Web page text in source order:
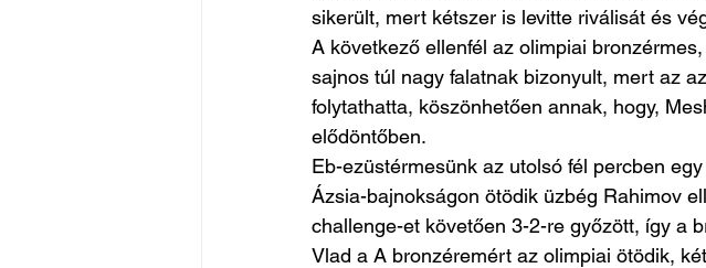
sikerült, mert kétszer is levitte riválisát és
A következő ellenfél az olimpiai
sajnos túl nagy falatnak bizonyult, mert az
folytathatta, köszönhetően annak, hogy,
elődöntőben.
Eb-ezüstérmesünk az utolsó fél percben
Ázsia-bajnokságon ötödik üzbég Rahimov
challenge-et követően 3-2-re győzött, így a
Vlad a A bronzéremért az olimpiai ötödik,